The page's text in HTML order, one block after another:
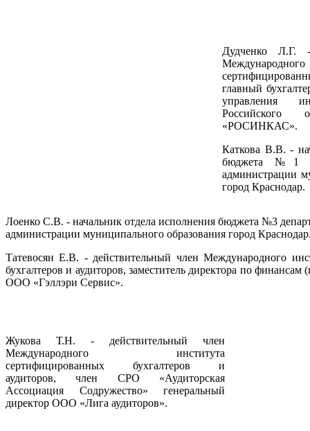
Дудченко Л.Г.
главный
управления
Российского
«РОСИНКАС».
Каткова В.В. -
бюджета №1
администрации
город Краснодар.
Лоенко С.В. - начальник отдела исполнения бюджета №3
администрации муниципального образования город
Татевосян Е.В. - действительный член Международного
бухгалтеров и аудиторов, заместитель директора по финансам
ООО «Гэллэри Сервис».
Жукова Т.Н. - действительный член
Международного института
сертифицированных бухгалтеров и
аудиторов, член СРО «Аудиторская
Ассоциация Содружество» генеральный
директор ООО «Лига аудиторов».